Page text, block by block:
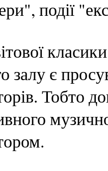
події
залу є
Тобто